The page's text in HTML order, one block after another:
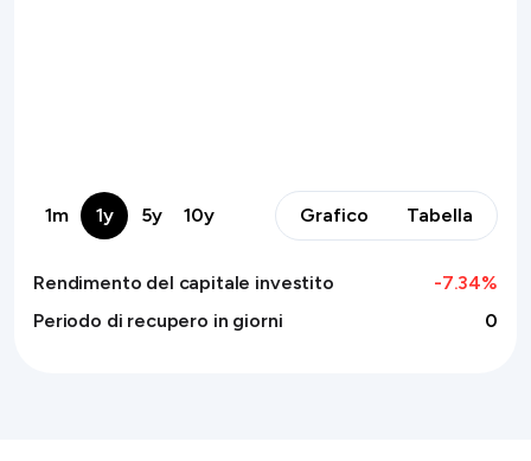
1m 1y 5y 10y Grafico Tabella
Rendimento del capitale investito -7.34%
Periodo di recupero in giorni
0